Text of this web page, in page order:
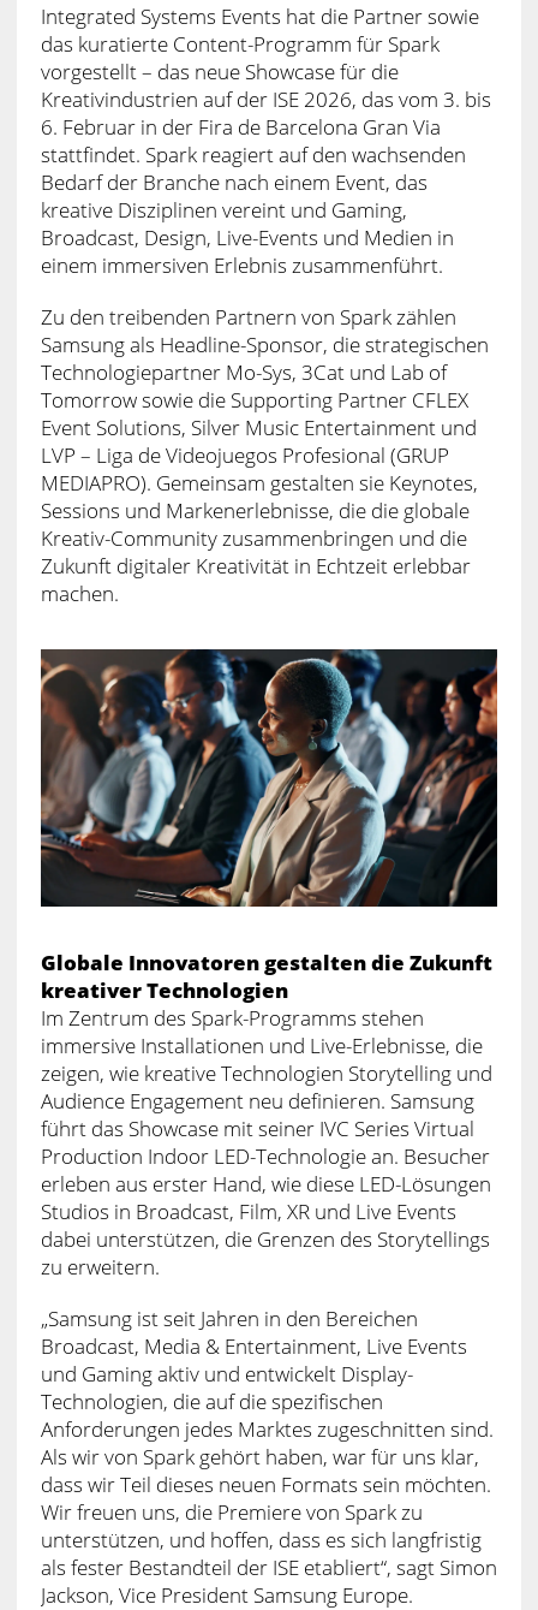
Integrated Systems Events hat die Partner sowie
das kuratierte Content-Programm für Spark
vorgestellt – das neue Showcase für die
Kreativindustrien auf der ISE 2026, das vom 3. bis
6. Februar in der Fira de Barcelona Gran Via
stattfindet. Spark reagiert auf den wachsenden
Bedarf der Branche nach einem Event, das
kreative Disziplinen vereint und Gaming,
Broadcast, Design, Live-Events und Medien in
einem immersiven Erlebnis zusammenführt.
Zu den treibenden Partnern von Spark zählen
Samsung als Headline-Sponsor, die strategischen
Technologiepartner Mo-Sys, 3Cat und Lab of
Tomorrow sowie die Supporting Partner CFLEX
Event Solutions, Silver Music Entertainment und
LVP – Liga de Videojuegos Profesional (GRUP
MEDIAPRO). Gemeinsam gestalten sie Keynotes,
Sessions und Markenerlebnisse, die die globale
Kreativ-Community zusammenbringen und die
Zukunft digitaler Kreativität in Echtzeit erlebbar
machen.
Globale Innovatoren gestalten die Zukunft
kreativer Technologien
Im Zentrum des Spark-Programms stehen
immersive Installationen und Live-Erlebnisse, die
zeigen, wie kreative Technologien Storytelling und
Audience Engagement neu definieren. Samsung
führt das Showcase mit seiner IVC Series Virtual
Production Indoor LED-Technologie an. Besucher
erleben aus erster Hand, wie diese LED-Lösungen
Studios in Broadcast, Film, XR und Live Events
dabei unterstützen, die Grenzen des Storytellings
zu erweitern.
„Samsung ist seit Jahren in den Bereichen
Broadcast, Media & Entertainment, Live Events
und Gaming aktiv und entwickelt Display-
Technologien, die auf die spezifischen
Anforderungen jedes Marktes zugeschnitten sind.
Als wir von Spark gehört haben, war für uns klar,
dass wir Teil dieses neuen Formats sein möchten.
Wir freuen uns, die Premiere von Spark zu
unterstützen, und hoffen, dass es sich langfristig
als fester Bestandteil der ISE etabliert“, sagt Simon
Jackson, Vice President Samsung Europe.